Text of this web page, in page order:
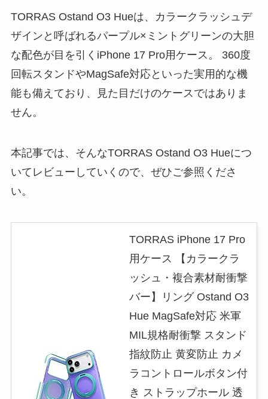
TORRAS Ostand O3 Hueは、カラークラッシュデ
ザインと呼ばれるパープル×ミントグリーンの大胆
な配色が目を引くiPhone 17 Pro用ケース。 360度
回転スタンドやMagSafe対応といった実用的な機
能も備えており、見た目だけのケースではありま
せん。
本記事では、そんなTORRAS Ostand O3 Hueにつ
いてレビューしていくので、ぜひご参照くださ
い。
TORRAS iPhone 17 Pro
用ケース 【カラークラ
ッシュ・複合素材耐衝撃
バー】リング Ostand O3
Hue MagSafe対応 米軍
MIL規格耐衝撃 スタンド
指紋防止 黄変防止 カメ
ラコントロールボタン付
き ストラップホール 透